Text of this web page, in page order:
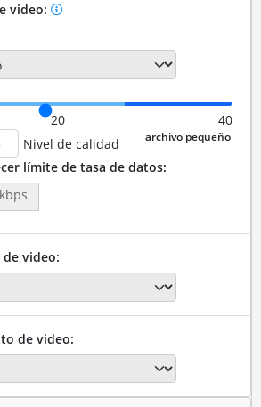
video:
20
40
Nivel de calidad
límite de tasa de datos:
kbps
de video:
de video: